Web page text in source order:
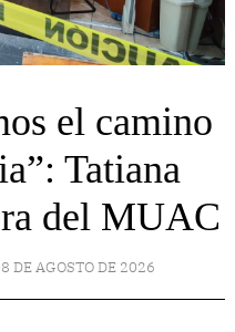
el camino
Tatiana
del MUAC
DE AGOSTO DE 2026